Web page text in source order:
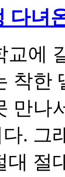
다녀
교에
착한
만나
. 그
대 절